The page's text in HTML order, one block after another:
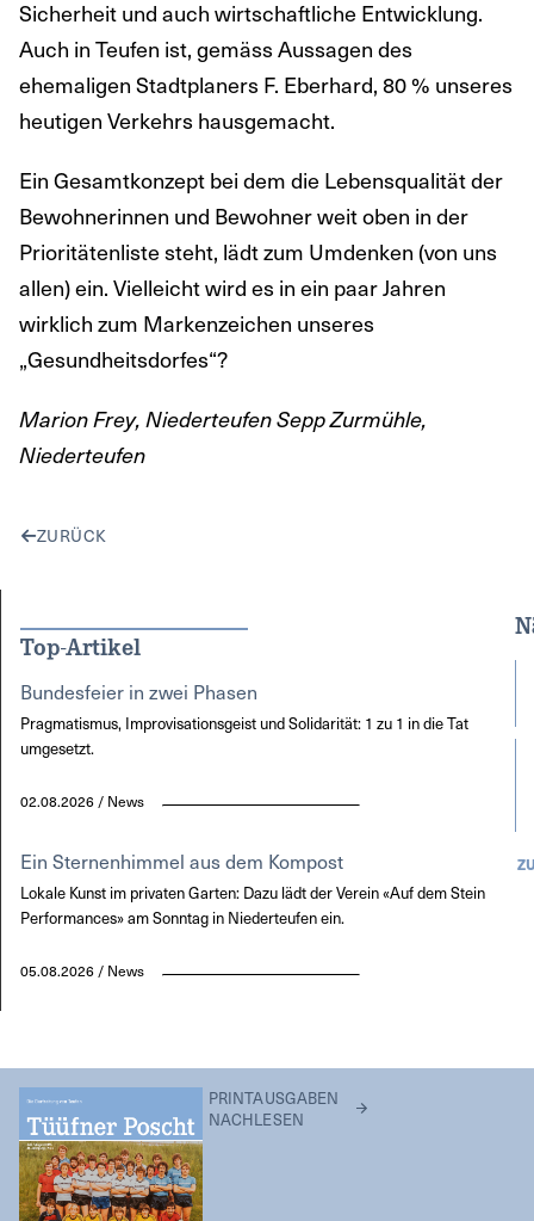
Sicherheit und auch wirtschaftliche Entwicklung.
Auch in Teufen ist, gemäss Aussagen des
ehemaligen Stadtplaners F. Eberhard, 80 % unseres
heutigen Verkehrs hausgemacht.
Ein Gesamtkonzept bei dem die Lebensqualität der
Bewohnerinnen und Bewohner weit oben in der
Prioritätenliste steht, lädt zum Umdenken (von uns
allen) ein. Vielleicht wird es in ein paar Jahren
wirklich zum Markenzeichen unseres
„Gesundheitsdorfes“?
Marion Frey, Niederteufen Sepp Zurmühle,
Niederteufen
ZURÜCK
Top-Artikel
Bundesfeier in zwei Phasen
Pragmatismus, Improvisationsgeist und Solidarität: 1 zu 1 in die Tat
umgesetzt.
02.08.2026 / News
Ein Sternenhimmel aus dem Kompost
Lokale Kunst im privaten Garten: Dazu lädt der Verein «Auf dem Stein
Performances» am Sonntag in Niederteufen ein.
05.08.2026 / News
PRINTAUSGABEN
NACHLESEN